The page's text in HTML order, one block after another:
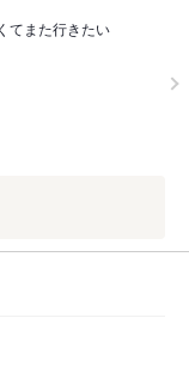
てまた行きたい